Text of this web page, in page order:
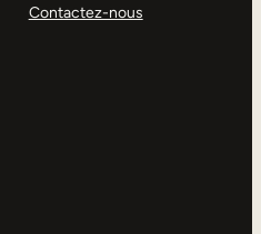
Contactez-nous